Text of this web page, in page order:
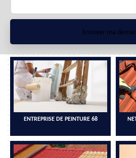
ENTREPRISE DE PEINTURE 68